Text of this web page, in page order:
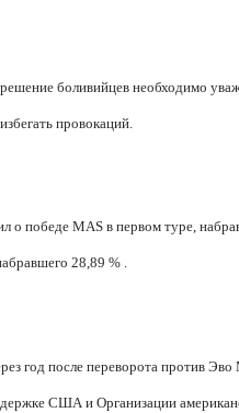
боливийцев необходимо
провокаций.
о победе MAS в первом туре,
28,89 % .
год после переворота против
США и Организации